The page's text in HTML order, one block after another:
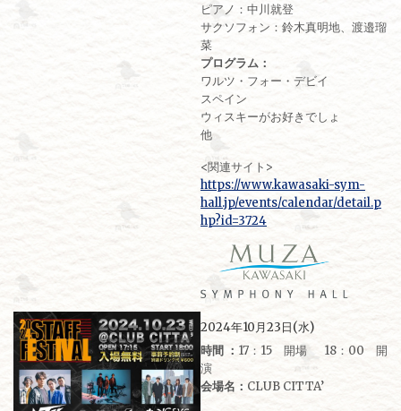
ピアノ：中川就登
サクソフォン：鈴木真明地、渡邉瑠
菜
プログラム：
ワルツ・フォー・デビイ
スペイン
ウィスキーがお好きでしょ
他
<関連サイト>
https://www.kawasaki-sym-
hall.jp/events/calendar/detail.p
hp?id=3724
2024年10月23日(水)
時間 ： 17：15 開場 18：00 開
演
会場名： CLUB CITTA’